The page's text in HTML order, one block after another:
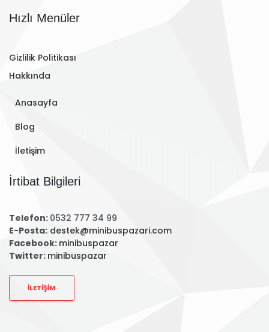
Hızlı Menüler
Gizlilik Politikası
Hakkında
Anasayfa
Blog
İletişim
İrtibat Bilgileri
Telefon: 0532 777 34 99
E-Posta: destek@minibuspazari.com
Facebook: minibuspazar
Twitter: minibuspazar
İLETIŞIM